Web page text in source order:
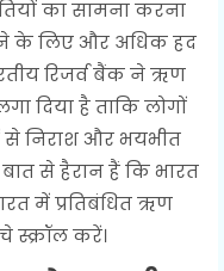
का सामना करना
के लिए और अधिक हद
रिजर्व बैंक ने ऋण
दिया है ताकि लोगों
निराश और भयभीत
से हैरान हैं कि भारत
में प्रतिबंधित ऋण
स्क्रॉल करें।